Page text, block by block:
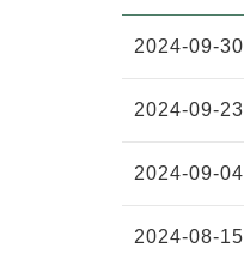
2024-09-30
2024-09-23
2024-09-04
2024-08-15